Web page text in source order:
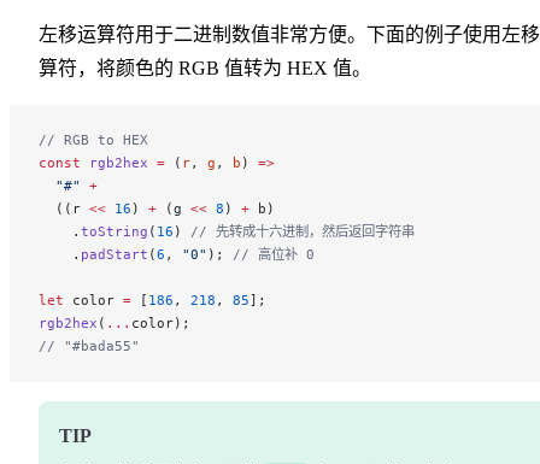
左移运算符用于二进制数值非常方便。下面的例子使用左
算符，将颜色的 RGB 值转为 HEX 值。
// RGB to HEX
const rgb2hex = ( r, g , b ) =>
  "#"
+
  ((r
<< 16 ) + (g << 8 ) + b)
    .
toString ( 16 ) // 先转成十六进制，然后返回字符串
    .
padStart (6 , "0" ); // 高位补 0
let color = [ 186 , 218 , 85];
rgb2hex ( ... color);
// "#bada55"
TIP